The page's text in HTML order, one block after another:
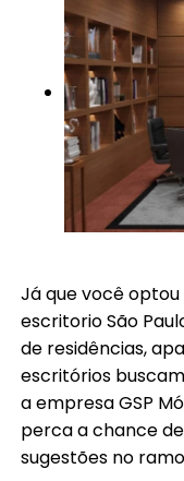
Já que você
escritorio São
de residências,
escritórios
a empresa GSP
perca a chance
sugestões no